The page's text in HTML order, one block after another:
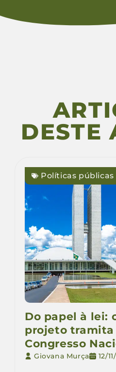
DESTE
Políticas públicas
Do papel à lei:
projeto tramita
Congresso
Giovana Murça 12/